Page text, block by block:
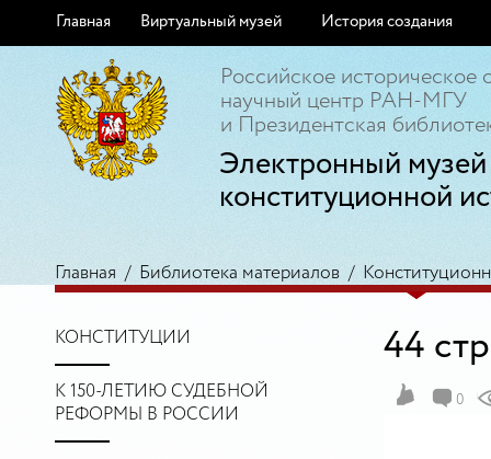
Главная Виртуальный музей История создания
Российское историческое
научный центр РАН-МГУ
и Президентская
Электронный музей
конституционной
Главная / Библиотека материалов /
КОНСТИТУЦИИ
К 150-ЛЕТИЮ СУДЕБНОЙ
РЕФОРМЫ В РОССИИ
44
0